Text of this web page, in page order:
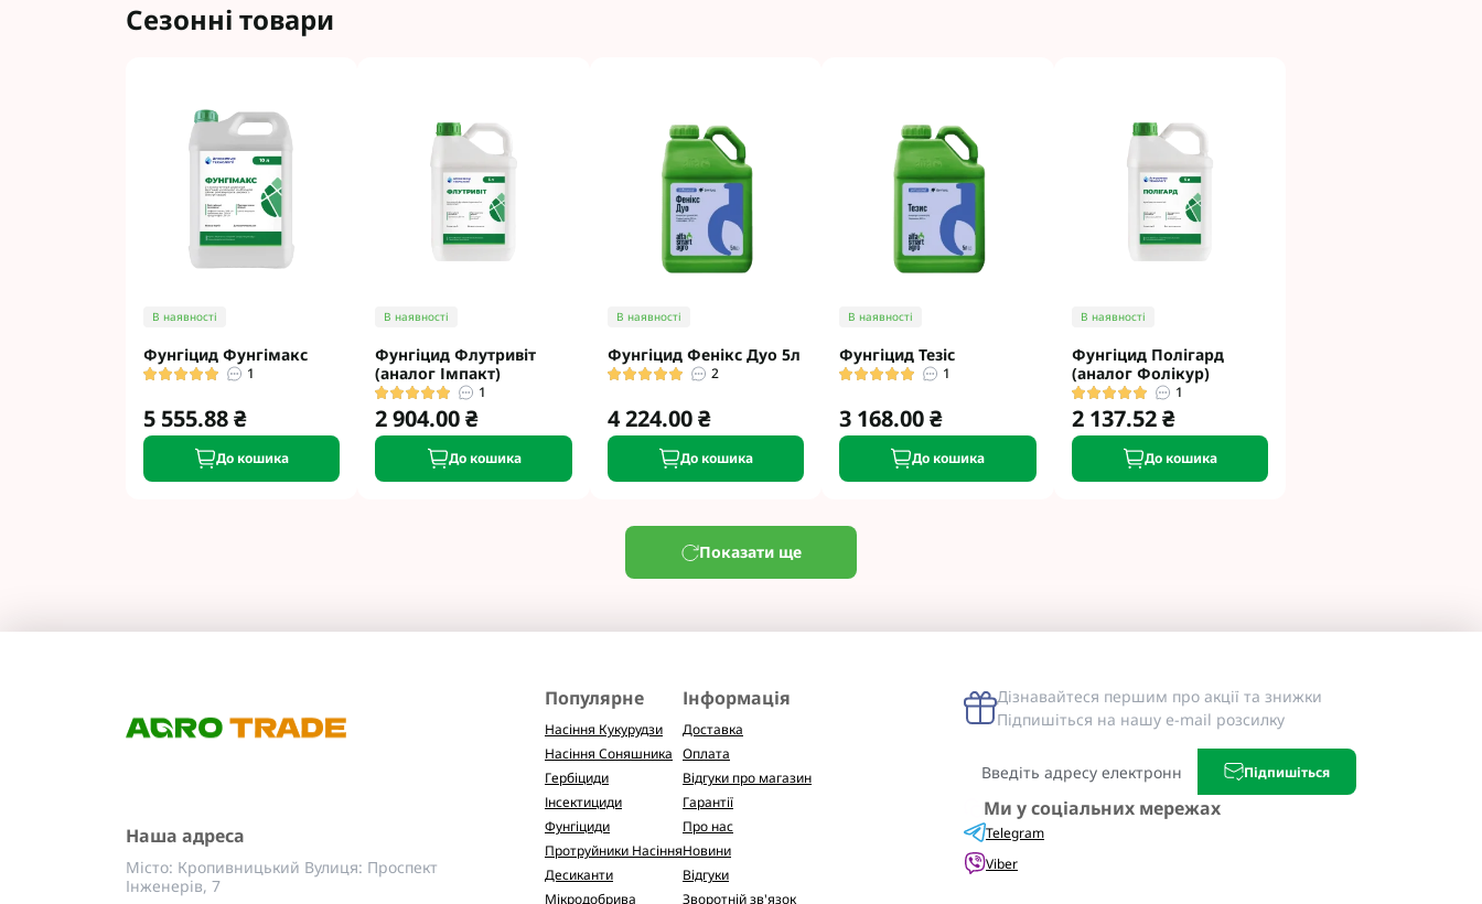
Сезонні товари
В наявності
Фунгіцид Фунгімакс
1
5 555.88 ₴
До кошика
В наявності
Фунгіцид Флутривіт
(аналог Імпакт)
1
2 904.00 ₴
До кошика
В наявності
Фунгіцид Фенікс Дуо 5л
2
4 224.00 ₴
До кошика
В наявності
Фунгіцид Тезіс
1
3 168.00 ₴
До кошика
В наявності
Фунгіцид Полігард
(аналог Фолікур)
1
2 137.52 ₴
До кошика
Показати ще
Наша адреса
Місто: Кропивницький Вулиця: Проспект
Інженерів, 7
Популярне
Насіння Кукурудзи
Насіння Соняшника
Гербіциди
Інсектициди
Фунгіциди
Протруйники Насіння
Десиканти
Мікродобрива
Інформація
Доставка
Оплата
Відгуки про магазин
Гарантії
Про нас
Новини
Відгуки
Зворотній зв'язок
Ми у соціальних мережах
Telegram
Viber
Дізнавайтеся першим про акції та знижки
Підпишіться на нашу e-mail розсилку
Підпишіться